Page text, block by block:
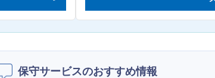
保守サービスのおすすめ情報